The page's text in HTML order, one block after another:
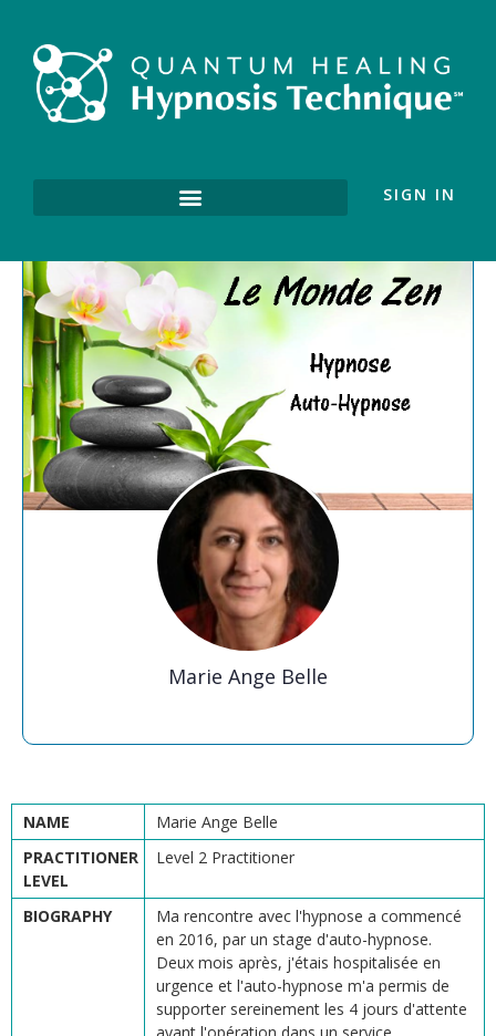
SIGN IN
Marie Ange Belle
NAME
Marie Ange Belle
PRACTITIONER
LEVEL
Level 2 Practitioner
BIOGRAPHY
Ma rencontre avec l'hypnose a commencé
en 2016, par un stage d'auto-hypnose.
Deux mois après, j'étais hospitalisée en
urgence et l'auto-hypnose m'a permis de
supporter sereinement les 4 jours d'attente
avant l'opération dans un service